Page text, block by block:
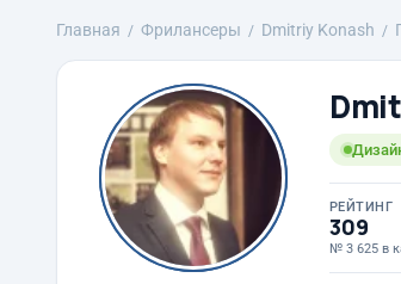
Главная Фрилансеры Dmitriy Konash
РЕЙТИНГ
309
№ 3 625 в